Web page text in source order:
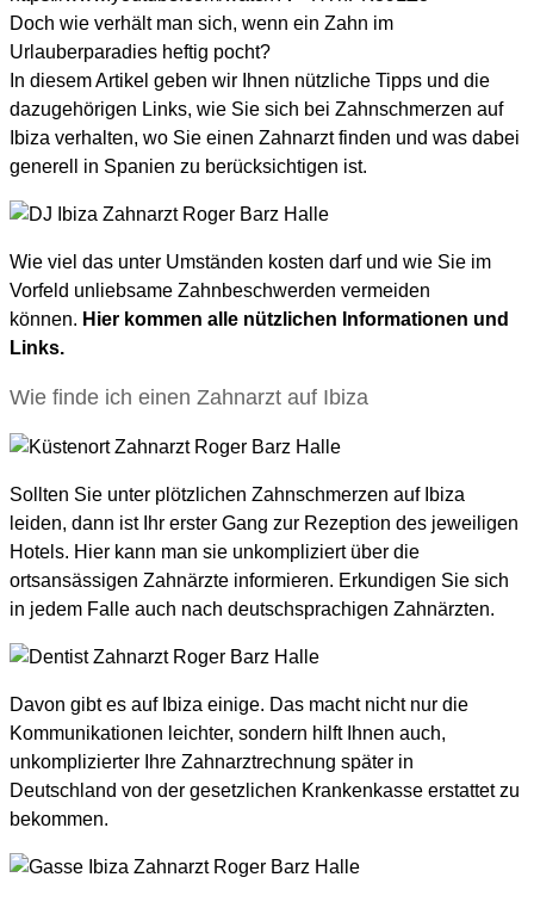
Doch wie verhält man sich, wenn ein Zahn im
Urlauberparadies heftig pocht?
In diesem Artikel geben wir Ihnen nützliche Tipps und die
dazugehörigen Links, wie Sie sich bei Zahnschmerzen auf
Ibiza verhalten, wo Sie einen Zahnarzt finden und was dabei
generell in Spanien zu berücksichtigen ist.
Wie viel das unter Umständen kosten darf und wie Sie im
Vorfeld unliebsame Zahnbeschwerden vermeiden
können. Hier kommen alle nützlichen Informationen und
Links.
Wie finde ich einen Zahnarzt auf Ibiza
Sollten Sie unter plötzlichen Zahnschmerzen auf Ibiza
leiden, dann ist Ihr erster Gang zur Rezeption des jeweiligen
Hotels. Hier kann man sie unkompliziert über die
ortsansässigen Zahnärzte informieren. Erkundigen Sie sich
in jedem Falle auch nach deutschsprachigen Zahnärzten.
Davon gibt es auf Ibiza einige. Das macht nicht nur die
Kommunikationen leichter, sondern hilft Ihnen auch,
unkomplizierter Ihre Zahnarztrechnung später in
Deutschland von der gesetzlichen Krankenkasse erstattet zu
bekommen.